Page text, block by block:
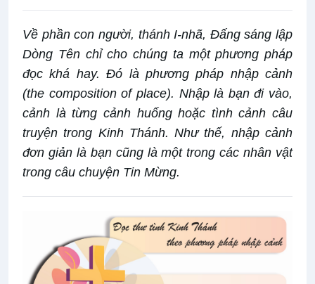
Về phần con người, thánh I-nhã, Đấng sáng lập
Dòng Tên chỉ cho chúng ta một phương pháp
đọc khá hay. Đó là phương pháp nhập cảnh
(the composition of place). Nhập là bạn đi vào,
cảnh là từng cảnh huống hoặc tình cảnh câu
truyện trong Kinh Thánh. Như thế, nhập cảnh
đơn giản là bạn cũng là một trong các nhân vật
trong câu chuyện Tin Mừng.